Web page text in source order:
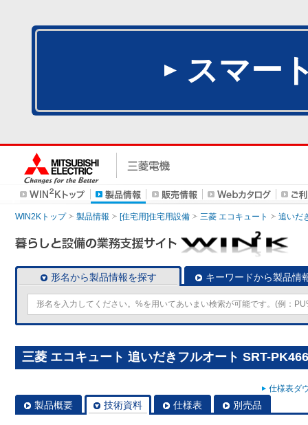
スマー
WIN2Kトップ 製品情報 [住宅用]住宅用設備 三菱 エコキュート 追いだ
形名から製品情報を探す キーワードから製品情
三菱 エコキュート 追いだきフルオート SRT-
仕様表ダ
製品概要 技術資料 仕様表 別売品